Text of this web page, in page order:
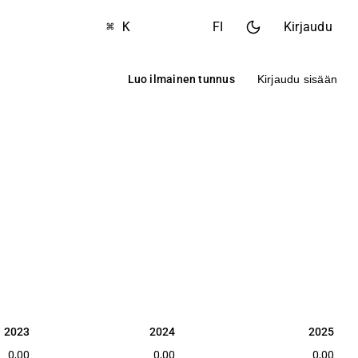
⌘ K FI Kirjaudu
Luo ilmainen tunnus Kirjaudu sisään
2023 2024 2025
2023 2024
2025
0,00 0,00
0,00